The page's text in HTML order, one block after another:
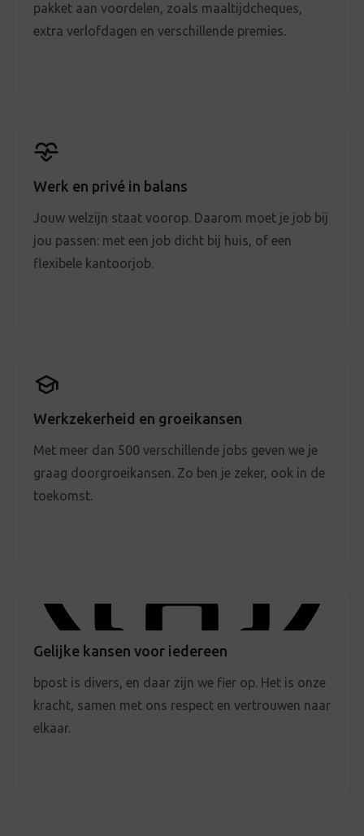
pakket aan voordelen, zoals maaltijdcheques,
extra verlofdagen en verschillende premies.
Werk en privé in balans
Jouw welzijn staat voorop. Daarom moet je job bij
jou passen: met een job dicht bij huis, of een
flexibele kantoorjob.
Werkzekerheid en groeikansen
Met meer dan 500 verschillende jobs geven we je
graag doorgroeikansen. Zo ben je zeker, ook in de
toekomst.
Gelijke kansen voor iedereen
bpost is divers, en daar zijn we fier op. Het is onze
kracht, samen met ons respect en vertrouwen naar
elkaar.